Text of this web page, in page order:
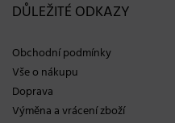
DŮLEŽITÉ ODKAZY
Obchodní podmínky
Vše o nákupu
Doprava
Výměna a vrácení zboží